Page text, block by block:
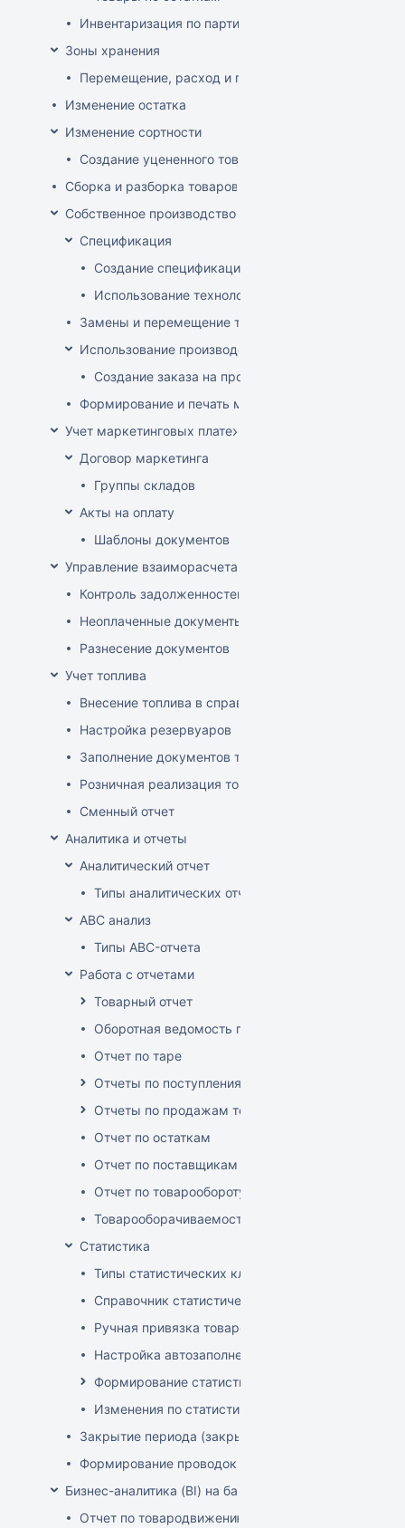
Инвентаризация по партиям
Зоны хранения
Перемещение, расход и приход на зону хранения
Изменение остатка
Изменение сортности
Создание уцененного товара
Сборка и разборка товаров
Собственное производство
Спецификация
Создание спецификации
Использование технологий
Замены и перемещение товаров в
Использование производственного заказа
Создание заказа на производство изделия
Формирование и печать меню кафе
Учет маркетинговых платежей
Договор маркетинга
Группы складов
Акты на оплату
Шаблоны документов
Управление взаиморасчетами
Контроль задолженностей
Неоплаченные документы
Разнесение документов
Учет топлива
Внесение топлива в справочник товаров
Настройка резервуаров
Заполнение документов товародвижения
Розничная реализация топлива
Сменный отчет
Аналитика и отчеты
Аналитический отчет
Типы аналитических отчетов
ABC анализ
Типы ABC-отчета
Работа с отчетами
Товарный отчет
Оборотная ведомость по группам, товарам,
Отчет по таре
Отчеты по поступлениям товара
Отчеты по продажам товара
Отчет по остаткам
Отчет по поставщикам
Отчет по товарообороту
Товарооборачиваемость по поставщикам
Статистика
Типы статистических классификаторов
Справочник статистических групп
Ручная привязка товаров к статистическим
Настройка автозаполнения статистических
Формирование статистических отчетов
Изменения по статистике с января 2025
Закрытие периода (закрытие документов)
Формирование проводок
Бизнес-аналитика (BI) на базе OLAP DRUID
Отчет по товародвижению с товарной